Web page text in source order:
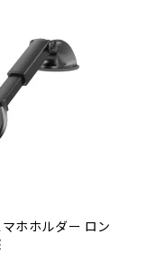
ホホルダー ロン